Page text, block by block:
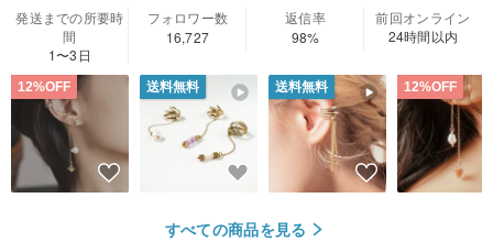
発送までの所要時
間
1〜3日
フォロワー数
16,727
返信率
98%
前回オンライン
24時間以内
12%OFF 送料無料 送料無料 12%OFF
すべての商品を見る